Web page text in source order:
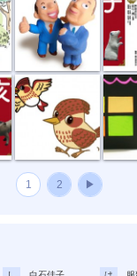
「ひばり」 ぶた
1 2 ▶